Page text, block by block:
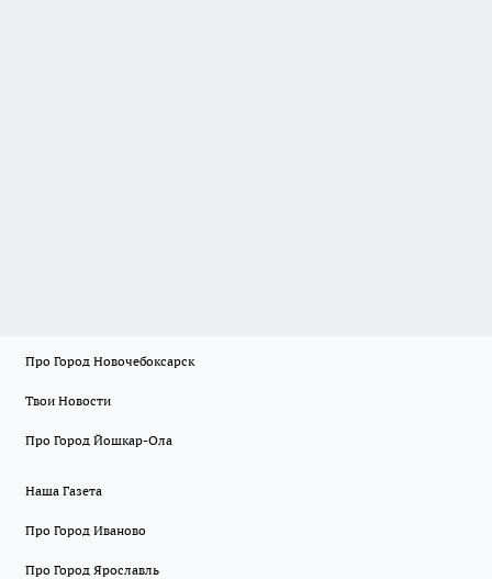
Про Город Новочебоксарск
Твои Новости
Про Город Йошкар-Ола
Наша Газета
Про Город Иваново
Про Город Ярославль